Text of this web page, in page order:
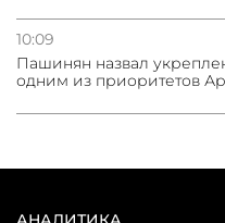
10:09
Пашинян назвал
одним из приоритетов